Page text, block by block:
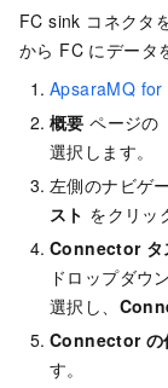
FC sink コネクタ
から FC にデータ
ApsaraMQ for
概要 ページの
選択します。
左側のナビゲ
スト をクリッ
Connector タ
ドロップダウ
選択し、
Connector の
す。